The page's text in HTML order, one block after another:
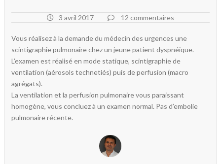
3 avril 2017 12 commentaires
Vous réalisez à la demande du médecin des urgences une
scintigraphie pulmonaire chez un jeune patient dyspnéique.
L’examen est réalisé en mode statique, scintigraphie de
ventilation (aérosols technetiés) puis de perfusion (macro
agrégats).
La ventilation et la perfusion pulmonaire vous paraissant
homogène, vous concluez à un examen normal. Pas d’embolie
pulmonaire récente.